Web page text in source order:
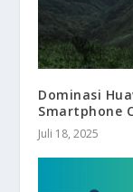
Dominasi
Smartphone
Juli 18, 2025